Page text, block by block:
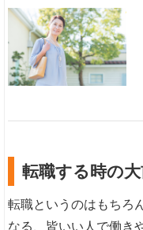
転職する時の大
転職というのはもちろ
なる、皆いい人で働き